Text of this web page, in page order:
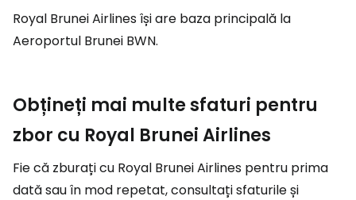
Royal Brunei Airlines își are baza principală la
Aeroportul Brunei BWN.
Obțineți mai multe sfaturi pentru
zbor cu Royal Brunei Airlines
Fie că zburați cu Royal Brunei Airlines pentru prima
dată sau în mod repetat, consultați sfaturile și